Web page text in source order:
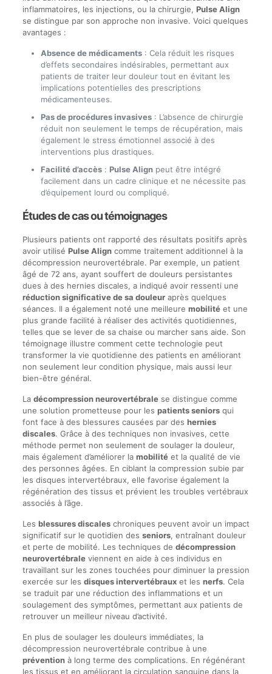
inflammatoires, les injections, ou la chirurgie, Pulse Align
se distingue par son approche non invasive. Voici quelques
avantages :
Absence de médicaments: Cela réduit les risques
d’effets secondaires indésirables, permettant aux
patients de traiter leur douleur tout en évitant les
implications potentielles des prescriptions
médicamenteuses.
Pas de procédures invasives: L’absence de chirurgie
réduit non seulement le temps de récupération, mais
également le stress émotionnel associé à des
interventions plus drastiques.
Facilité d’accès: Pulse Alignpeut être intégré
facilement dans un cadre clinique et ne nécessite pas
d’équipement lourd ou compliqué.
Études de cas ou témoignages
Plusieurs patients ont rapporté des résultats positifs après
avoir utilisé Pulse Aligncomme traitement additionnel à la
décompression neurovertébrale. Par exemple, un patient
âgé de 72 ans, ayant souffert de douleurs persistantes
dues à des hernies discales, a indiqué avoir ressenti une
réduction significative de sa douleuraprès quelques
séances. Il a également noté une meilleure mobilitéet une
plus grande facilité à réaliser des activités quotidiennes,
telles que se lever de sa chaise ou marcher sans aide. Son
témoignage illustre comment cette technologie peut
transformer la vie quotidienne des patients en améliorant
non seulement leur condition physique, mais aussi leur
bien-être général.
La décompression neurovertébralese distingue comme
une solution prometteuse pour les patients seniorsqui
font face à des blessures causées par des hernies
discales. Grâce à des techniques non invasives, cette
méthode permet non seulement de soulager la douleur,
mais également d’améliorer la mobilitéet la qualité de vie
des personnes âgées. En ciblant la compression subie par
les disques intervertébraux, elle favorise également la
régénération des tissus et prévient les troubles vertébraux
associés à l’âge.
Les blessures discaleschroniques peuvent avoir un impact
significatif sur le quotidien des seniors, entraînant douleur
et perte de mobilité. Les techniques de décompression
neurovertébraleviennent en aide à ces individus en
travaillant sur les zones touchées pour diminuer la pression
exercée sur les disques intervertébrauxet les nerfs. Cela
se traduit par une réduction des inflammations et un
soulagement des symptômes, permettant aux patients de
retrouver un meilleur niveau d’activité.
En plus de soulager les douleurs immédiates, la
décompression neurovertébrale contribue à une
préventionà long terme des complications. En régénérant
les tissus et en améliorant la circulation sanguine dans la